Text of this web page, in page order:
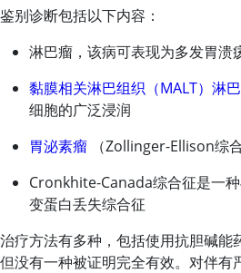
鉴别诊断包括以下内容：
淋巴瘤，该病可表现为多发胃溃
黏膜相关淋巴组织（MALT）淋
细胞的广泛浸润
胃泌素瘤 （Zollinger-Ellison综
Cronkhite-Canada综合征是一
变蛋白丢失综合征
治疗方法有多种，包括使用抗胆碱能
但没有一种被证明完全有效。对伴有